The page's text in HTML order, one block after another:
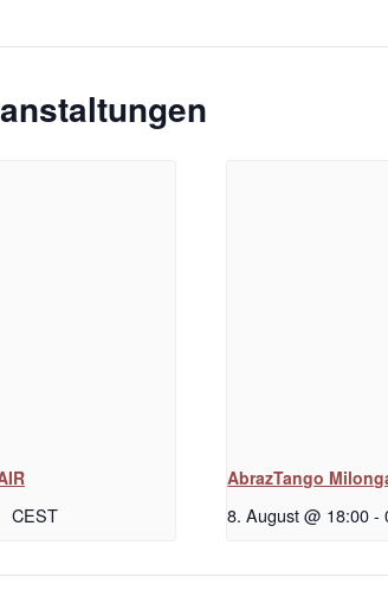
CEST
AbrazTango
8. August @ 18:00 -